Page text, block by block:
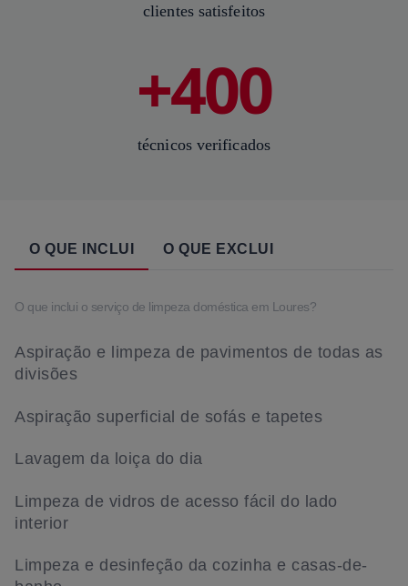
clientes satisfeitos
+400
técnicos verificados
O QUE INCLUI O QUE EXCLUI
O que inclui o serviço de limpeza doméstica em Loures?
Aspiração e limpeza de pavimentos de todas as
divisões
Aspiração superficial de sofás e tapetes
Lavagem da loiça do dia
Limpeza de vidros de acesso fácil do lado
interior
Limpeza e desinfeção da cozinha e casas-de-